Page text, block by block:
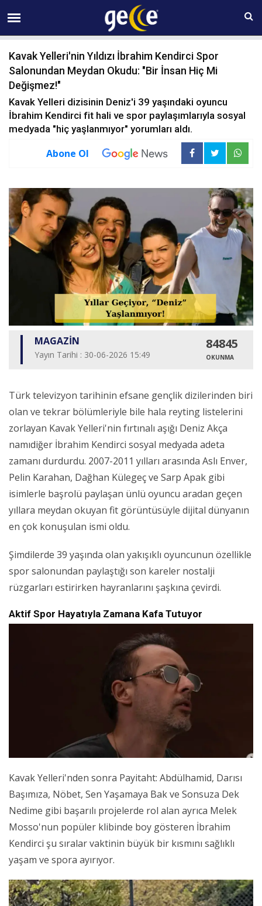
08 AĞUSTOS Cumartesi 10:19
Kavak Yelleri'nin Yıldızı İbrahim Kendirci Spor
Salonundan Meydan Okudu: "Bir İnsan Hiç Mi
Değişmez!"
Kavak Yelleri dizisinin Deniz'i 39 yaşındaki oyuncu
İbrahim Kendirci fit hali ve spor paylaşımlarıyla sosyal
medyada "hiç yaşlanmıyor" yorumları aldı.
Abone Ol
MAGAZİN
Yayın Tarihi : 30-06-2026 15:49
84845
OKUNMA
Türk televizyon tarihinin efsane gençlik dizilerinden biri
olan ve tekrar bölümleriyle bile hala reyting listelerini
zorlayan Kavak Yelleri'nin fırtınalı aşığı Deniz Akça
namıdiğer İbrahim Kendirci sosyal medyada adeta
zamanı durdurdu. 2007-2011 yılları arasında Aslı Enver,
Pelin Karahan, Dağhan Külegeç ve Sarp Apak gibi
isimlerle başrolü paylaşan ünlü oyuncu aradan geçen
yıllara meydan okuyan fit görüntüsüyle dijital dünyanın
en çok konuşulan ismi oldu.
Şimdilerde 39 yaşında olan yakışıklı oyuncunun özellikle
spor salonundan paylaştığı son kareler nostalji
rüzgarları estirirken hayranlarını şaşkına çevirdi.
Aktif Spor Hayatıyla Zamana Kafa Tutuyor
Kavak Yelleri'nden sonra Payitaht: Abdülhamid, Darısı
Başımıza, Nöbet, Sen Yaşamaya Bak ve Sonsuza Dek
Nedime gibi başarılı projelerde rol alan ayrıca Melek
Mosso'nun popüler klibinde boy gösteren İbrahim
Kendirci şu sıralar vaktinin büyük bir kısmını sağlıklı
yaşam ve spora ayırıyor.